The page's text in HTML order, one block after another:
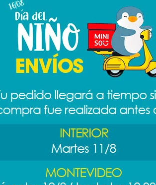
Productos que te pueden interesar